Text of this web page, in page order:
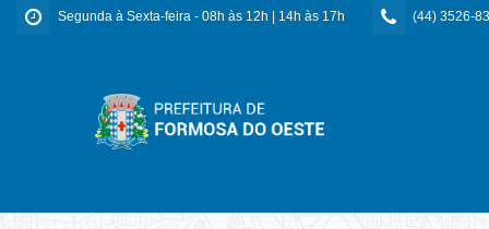
Segunda à Sexta-feira - 08h às 12h | 14h às 17h (44) 3526-